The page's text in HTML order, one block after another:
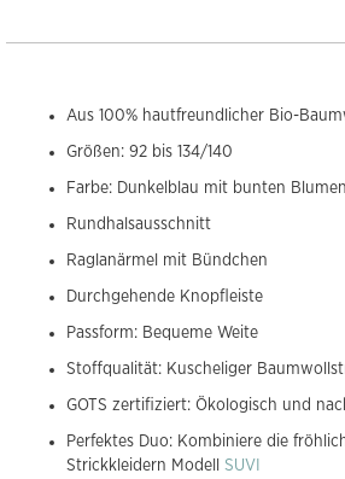
Aus 100% hautfreundlicher Bio-
Größen: 92 bis 134/140
Farbe: Dunkelblau mit bunten
Rundhalsausschnitt
Raglanärmel mit Bündchen
Durchgehende Knopfleiste
Passform: Bequeme Weite
Stoffqualität: Kuscheliger
GOTS zertifiziert: Ökologisch und
Perfektes Duo: Kombiniere die
Strickkleidern Modell SUVI